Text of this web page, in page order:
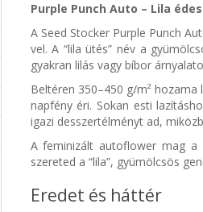
Purple Punch Auto – Lila
A Seed Stocker Purple Punch
vel. A “lila ütés” név a
gyakran lilás vagy bíbor
Beltéren 350–450 g/m²
napfény éri. Sokan esti
igazi desszertélményt ad,
A feminizált autoflower mag a
szereted a “lila”, gyümölcsös
Eredet és háttér